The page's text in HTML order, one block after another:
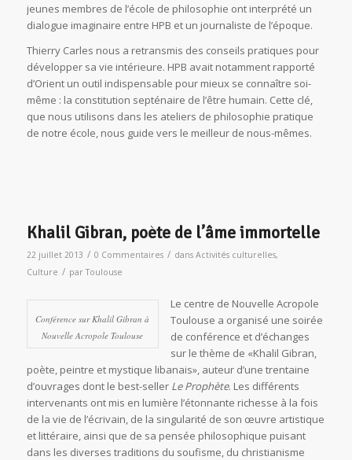
jeunes membres de l’école de philosophie ont interprété un
dialogue imaginaire entre HPB et un journaliste de l’époque.
Thierry Carles nous a retransmis des conseils pratiques pour
développer sa vie intérieure. HPB avait notamment rapporté
d’Orient un outil indispensable pour mieux se connaître soi-
même : la constitution septénaire de l’être humain. Cette clé,
que nous utilisons dans les ateliers de philosophie pratique
de notre école, nous guide vers le meilleur de nous-mêmes.
Khalil Gibran, poète de l’âme immortelle
22 juillet 2013 / 0 Commentaires / dans Activités culturelles,
Culture / parToulouse
Conférence sur Khalil Gibran à
Nouvelle Acropole Toulouse
Le centre de Nouvelle Acropole
Toulouse a organisé une soirée
de conférence et d’échanges
sur le thème de «Khalil Gibran,
poète, peintre et mystique libanais», auteur d’une trentaine
d’ouvrages dont le best-seller Le Prophète. Les différents
intervenants ont mis en lumière l’étonnante richesse à la fois
de la vie de l’écrivain, de la singularité de son œuvre artistique
et littéraire, ainsi que de sa pensée philosophique puisant
dans les diverses traditions du soufisme, du christianisme